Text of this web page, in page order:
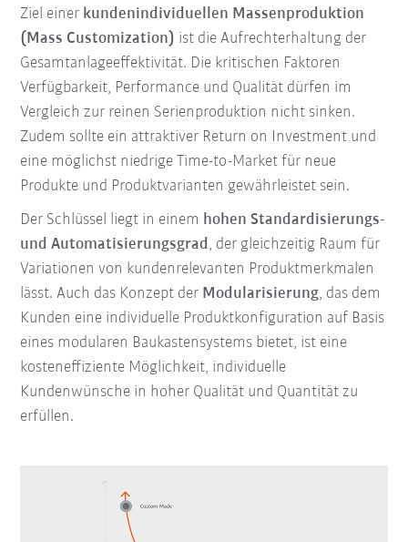
Ziel einer kundenindividuellen Massenproduktion
(Mass Customization) ist die Aufrechterhaltung der
Gesamtanlageeffektivität. Die kritischen Faktoren
Verfügbarkeit, Performance und Qualität dürfen im
Vergleich zur reinen Serienproduktion nicht sinken.
Zudem sollte ein attraktiver Return on Investment und
eine möglichst niedrige Time-to-Market für neue
Produkte und Produktvarianten gewährleistet sein.
Der Schlüssel liegt in einem hohen Standardisierungs-
und Automatisierungsgrad , der gleichzeitig Raum für
Variationen von kundenrelevanten Produktmerkmalen
lässt. Auch das Konzept der Modularisierung, das dem
Kunden eine individuelle Produktkonfiguration auf Basis
eines modularen Baukastensystems bietet, ist eine
kosteneffiziente Möglichkeit, individuelle
Kundenwünsche in hoher Qualität und Quantität zu
erfüllen.